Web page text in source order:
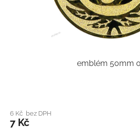
emblém 50mm
6 Kč bez DPH
7 Kč